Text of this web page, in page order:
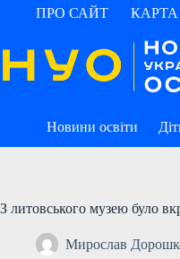
ПерейтиПРО САЙТ
Новини освіти
З литовського музею було
Мирослав